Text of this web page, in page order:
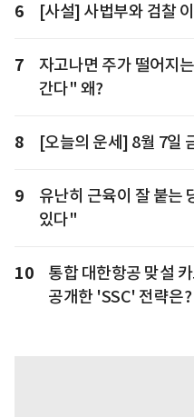
6 [사설] 사법부와 검찰
7
자고나면 주가 떨어지
간다" 왜?
8 [오늘의 운세] 8월 7일
9
유난히 근육이 잘 붙는
있다"
10
통합 대한항공 맞설
공개한 'SSC' 전략은?